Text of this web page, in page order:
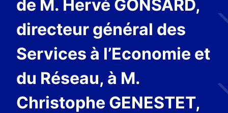
de M. Hervé GONSARD,
directeur général des
Services à l’Economie et
du Réseau, à M.
Christophe GENESTET,